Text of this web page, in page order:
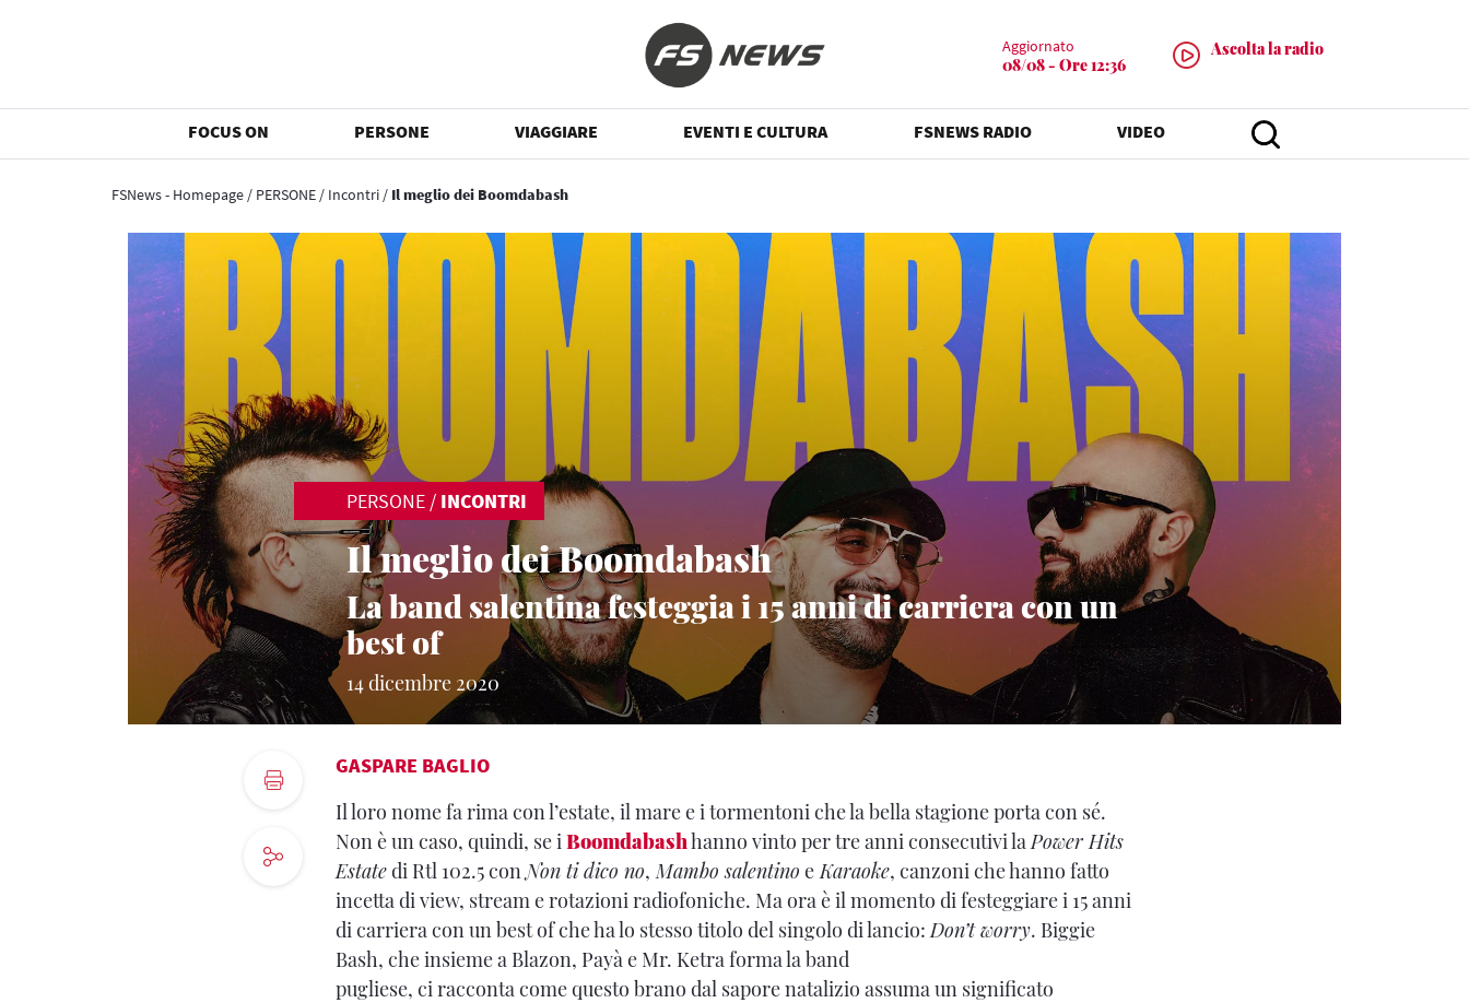
Aggiornato
08/08 - Ore 12:36
Ascolta la radio
FOCUS ON PERSONE VIAGGIARE EVENTI E CULTURA FSNEWS RADIO VIDEO
FSNews - Homepage / PERSONE / Incontri / Il meglio dei Boomdabash
PERSONE / INCONTRI
Il meglio dei Boomdabash
La band salentina festeggia i 15 anni di carriera con un
best of
14 dicembre 2020
GASPARE BAGLIO
Il loro nome fa rima con l’estate, il mare e i tormentoni che la bella stagione porta con sé.
Non è un caso, quindi, se iBoomdabashhanno vinto per tre anni consecutivi laPower Hits
Estatedi Rtl 102.5 conNon ti dico no, Mambo salentino eKaraoke, canzoni che hanno fatto
incetta di view, stream e rotazioni radiofoniche. Ma ora è il momento di festeggiare i 15 anni
di carriera con un best of che ha lo stesso titolo del singolo di lancio:Don’t worry. Biggie
Bash, che insieme a Blazon, Payà e Mr. Ketra forma la band
pugliese, ci racconta come questo brano dal sapore natalizio assuma un significato